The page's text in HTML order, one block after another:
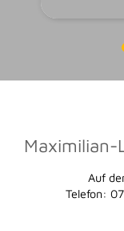
Maximilian-
Auf
Telefon: